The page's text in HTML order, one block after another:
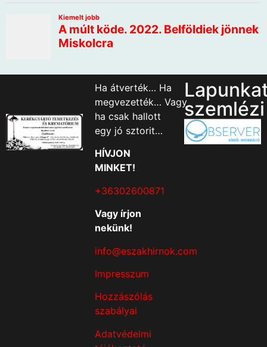
Ha átverték… Ha
megvezették… Vagy
ha csak hallott
egy jó sztorit…
HÍVJON
MINKET!
+36302600871
Vagy írjon
nekünk!
info@eszakhirnok.com
Impresszum
Hozzászólás
szabályai
Adatvédelmi
szemlézi